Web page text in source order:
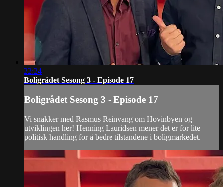
22:24
Boligrådet Sesong 3 - Episode 17
Boligrådet Sesong 3 - Episode 17
Vi snakker med Rasmus Reinvang om Hovinbyen og
utviklingen her! Henning Lauridsen mener det er for lite
politisk handling for å bedre tilstandene i boligmarkedet.